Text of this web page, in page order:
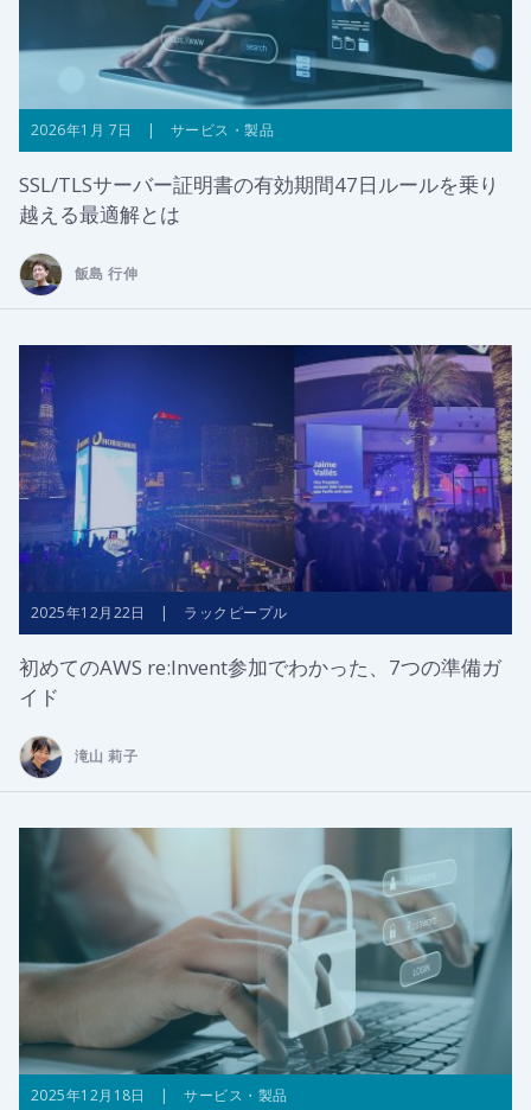
2026年1月 7日 | サービス・製品
SSL/TLSサーバー証明書の有効期間47日ルールを乗り
越える最適解とは
飯島 行伸
2025年12月22日 | ラックピープル
初めてのAWS re:Invent参加でわかった、7つの準備ガ
イド
滝山 莉子
2025年12月18日 | サービス・製品